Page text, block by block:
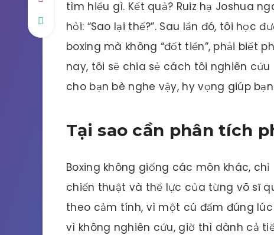
tìm hiểu gì. Kết quả? Ruiz hạ Joshua
hỏi: “Sao lại thế?”. Sau lần đó, tôi học
boxing mà không “đốt tiền”, phải biết
nay, tôi sẽ chia sẻ cách tôi nghiên
cho bạn bè nghe vậy, hy vọng giúp
Tại sao cần phân tích
Boxing không giống các môn khác,
chiến thuật và thể lực của từng võ sĩ
theo cảm tính, vì một cú đấm đúng
vì không nghiên cứu, giờ thì dành cả